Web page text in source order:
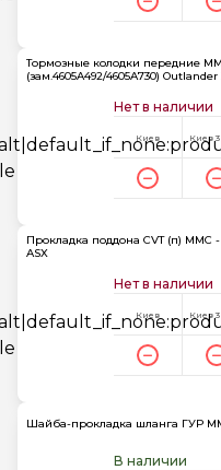
Тормозные колодки передние
(зам.4605A492/4605A730) Outlander
Нет в наличии
Киев Киев 3
Прокладка поддона CVT (п) MMC
ASX
Нет в наличии
Киев Киев 3
Шайба-прокладка шланга ГУР
В наличии